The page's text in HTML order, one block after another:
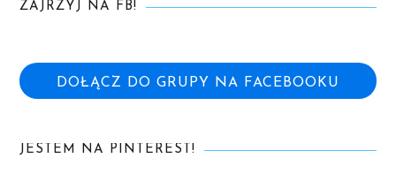
ZAJRZYJ NA FB!
DOŁĄCZ DO GRUPY NA FACEBOOKU
JESTEM NA PINTEREST!